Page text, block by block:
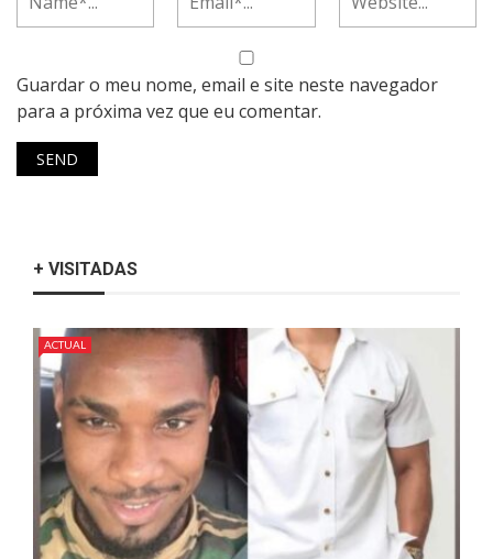
Guardar o meu nome, email e site neste navegador
para a próxima vez que eu comentar.
+ VISITADAS
ACTUAL